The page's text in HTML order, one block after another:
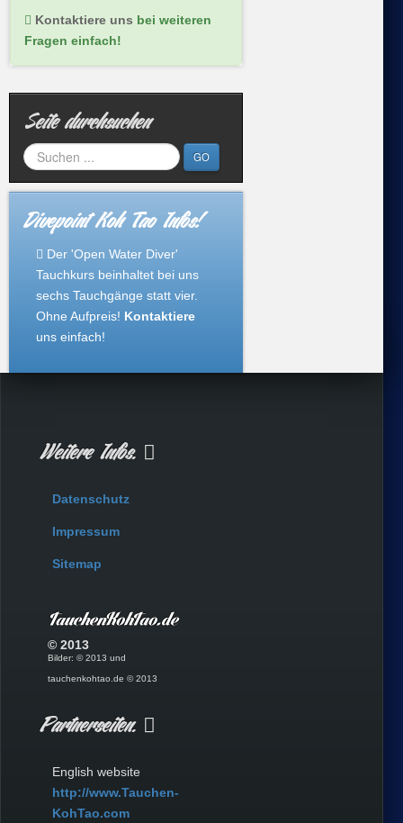
Kontaktiere uns bei weiteren
Fragen einfach!
Seite durchsuchen
GO
Divepoint Koh Tao Infos!
Der 'Open Water Diver'
Tauchkurs beinhaltet bei uns
sechs Tauchgänge statt vier.
Ohne Aufpreis! Kontaktiere
uns einfach!
Weitere Infos.
Datenschutz
Impressum
Sitemap
© 2013
Bilder: © 2013 und
tauchenkohtao.de © 2013
Partnerseiten.
English website
http://www.Tauchen-
KohTao.com